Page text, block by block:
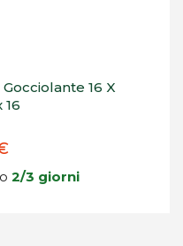
16 X
16
2/3 giorni